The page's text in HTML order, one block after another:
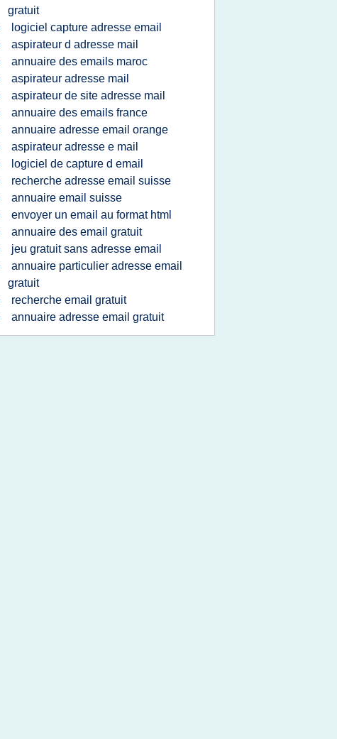
gratuit
logiciel capture adresse email
aspirateur d adresse mail
annuaire des emails maroc
aspirateur adresse mail
aspirateur de site adresse mail
annuaire des emails france
annuaire adresse email orange
aspirateur adresse e mail
logiciel de capture d email
recherche adresse email suisse
annuaire email suisse
envoyer un email au format html
annuaire des email gratuit
jeu gratuit sans adresse email
annuaire particulier adresse email
gratuit
recherche email gratuit
annuaire adresse email gratuit